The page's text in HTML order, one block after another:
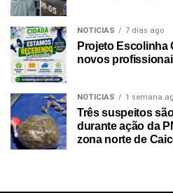
NOTICIAS 7 dias ago
Projeto Escolinha
novos
NOTICIAS 1 semana
Três suspeitos
durante ação da
zona norte de